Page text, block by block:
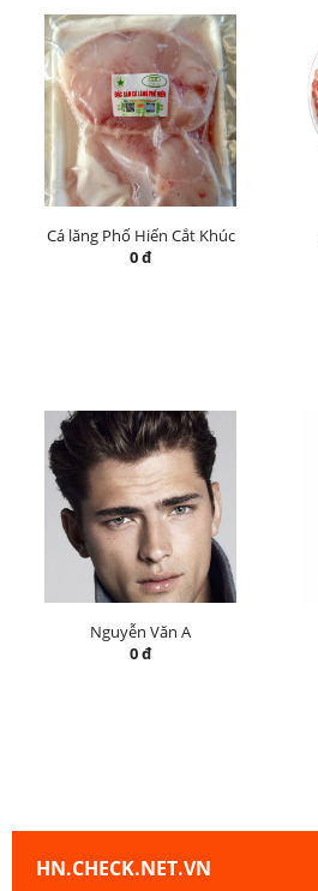
Cá lăng Phố Hiến Cắt Khúc
0 đ
Nguyễn Văn A
0 đ
HN.CHECK.NET.VN